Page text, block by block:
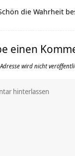
die Wahrheit
einen
wird nicht